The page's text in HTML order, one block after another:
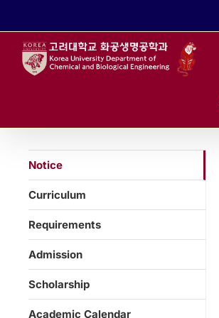
Notice
Curriculum
Requirements
Admission
Scholarship
Academic Calendar